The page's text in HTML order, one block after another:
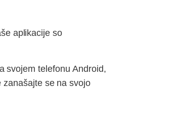
aplikacije so
svojem telefonu Android,
zanašajte se na svojo